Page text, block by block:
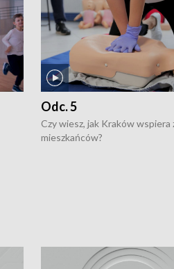
Odc. 5
Czy wiesz, jak Kraków wspiera
mieszkańców?